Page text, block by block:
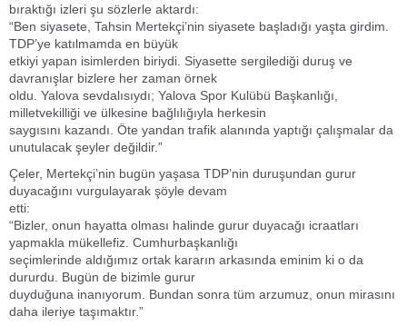
bıraktığı izleri şu sözlerle aktardı:
“Ben siyasete, Tahsin Mertekçi’nin siyasete başladığı yaşta girdim.
TDP’ye katılmamda en büyük
etkiyi yapan isimlerden biriydi. Siyasette sergilediği duruş ve
davranışlar bizlere her zaman örnek
oldu. Yalova sevdalısıydı; Yalova Spor Kulübü Başkanlığı,
milletvekilliği ve ülkesine bağlılığıyla herkesin
saygısını kazandı. Öte yandan trafik alanında yaptığı çalışmalar da
unutulacak şeyler değildir.”
Çeler, Mertekçi’nin bugün yaşasa TDP’nin duruşundan gurur
duyacağını vurgulayarak şöyle devam
etti:
“Bizler, onun hayatta olması halinde gurur duyacağı icraatları
yapmakla mükellefiz. Cumhurbaşkanlığı
seçimlerinde aldığımız ortak kararın arkasında eminim ki o da
dururdu. Bugün de bizimle gurur
duyduğuna inanıyorum. Bundan sonra tüm arzumuz, onun mirasını
daha ileriye taşımaktır.”